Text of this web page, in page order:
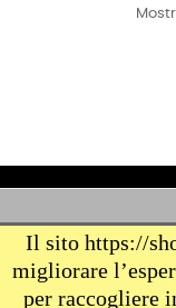
Il sito https://
migliorare
per raccogliere
AZIENDA